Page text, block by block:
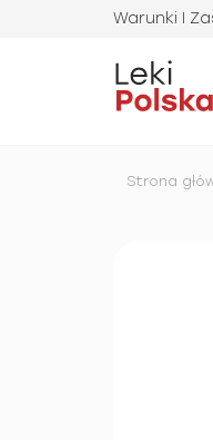
Warunki I
Strona